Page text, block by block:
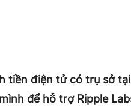
tiền điện tử có trụ sở
để hỗ trợ Ripple